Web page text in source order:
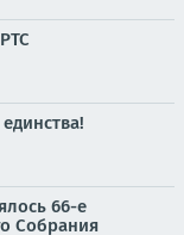
66-е
Собрания